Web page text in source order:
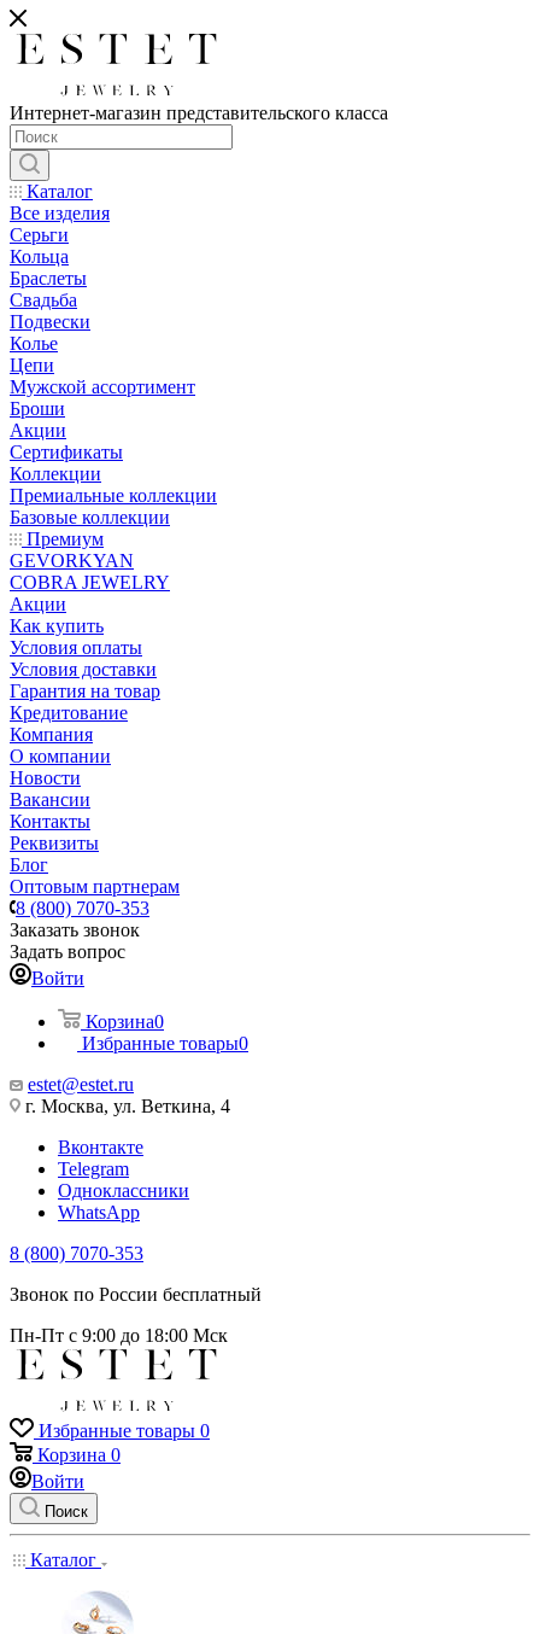
Интернет-магазин представительского класса
Каталог
Все изделия
Серьги
Кольца
Браслеты
Свадьба
Подвески
Колье
Цепи
Мужской ассортимент
Броши
Акции
Сертификаты
Коллекции
Премиальные коллекции
Базовые коллекции
Премиум
GEVORKYAN
COBRA JEWELRY
Акции
Как купить
Условия оплаты
Условия доставки
Гарантия на товар
Кредитование
Компания
О компании
Новости
Вакансии
Контакты
Реквизиты
Блог
Оптовым партнерам
8 (800) 7070-353
Заказать звонок
Задать вопрос
Войти
Корзина0
Избранные товары0
estet@estet.ru
г. Москва, ул. Веткина, 4
Вконтакте
Telegram
Одноклассники
WhatsApp
8 (800) 7070-353
Звонок по России бесплатный
Пн-Пт с 9:00 до 18:00 Мск
Избранные товары 0
Корзина 0
Войти
Поиск
Каталог